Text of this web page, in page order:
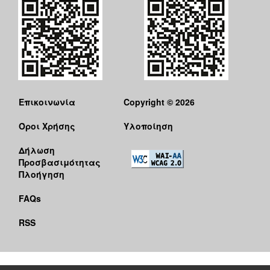
Επικοινωνία
Όροι Χρήσης
Δήλωση
Προσβασιμότητας
Πλοήγηση
FAQs
RSS
Copyright © 2026
Υλοποίηση